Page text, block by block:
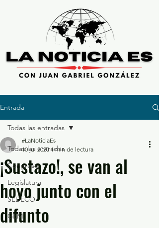
Entrada
Todas las entradas
Congreso
Legislatura
SEDECO
GEM
Todas las entradas
¡Sustazo!, se van al
hoyo junto con el
difunto
#LaNoticiaEs
10 jul 2020 1 min de lectura